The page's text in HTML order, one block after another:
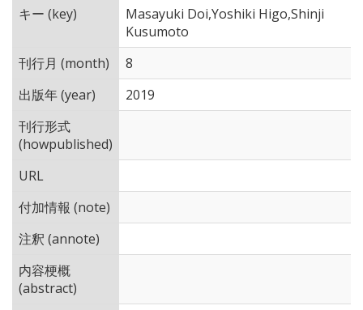
キー (key)
Masayuki Doi,Yoshiki Higo,Shinji
Kusumoto
刊行月 (month)
8
出版年 (year)
2019
刊行形式
(howpublished)
URL
付加情報 (note)
注釈 (annote)
内容梗概
(abstract)